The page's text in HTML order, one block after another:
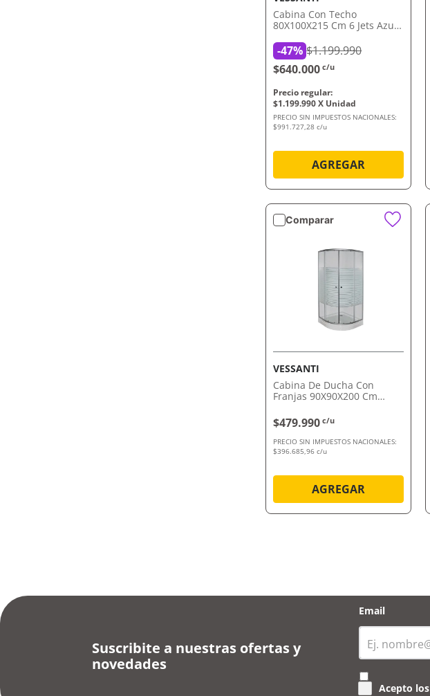
Cabina Con Techo
80X100X215 Cm 6 Jets Azul
-47% $1.199.990
$640.000 c/u
$1.199.990
PRECIO SIN IMPUESTOS NACIONALES:
$991.727,28 c/u
AGREGAR
Comparar
VISTA RÁPIDA
VESSANTI
Cabina De Ducha Con
Franjas 90X90X200 Cm
$479.990 c/u
PRECIO SIN IMPUESTOS NACIONALES:
$396.685,96 c/u
AGREGAR
Suscribite a nuestras ofertas y
novedades
Email
Acepto los